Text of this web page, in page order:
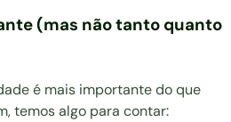
(mas não tanto quanto
é mais importante do que
temos algo para contar: